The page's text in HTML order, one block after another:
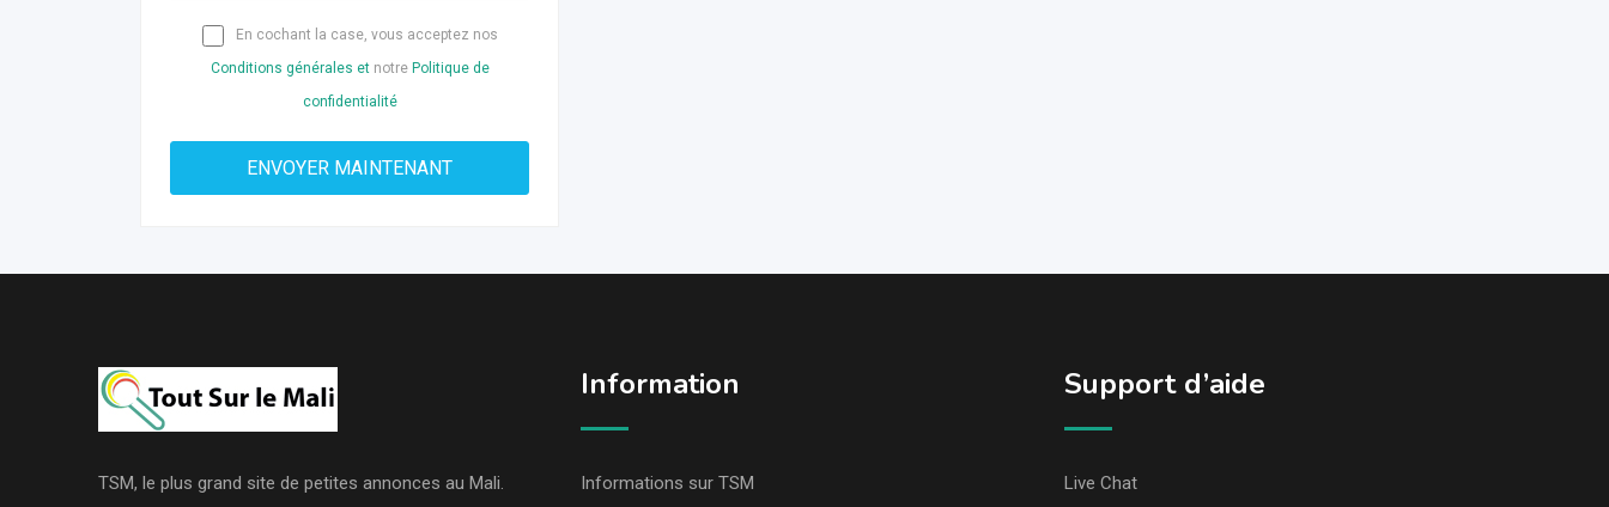
En cochant la case, vous acceptez nos
Conditions générales etnotre Politique de
confidentialité
TSM, le plus grand site de petites annonces au Mali.
Information
Informations sur TSM
Support d’aide
Live Chat